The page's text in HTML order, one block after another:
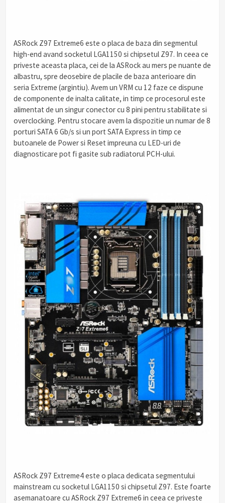
ASRock Z97 Extreme6 este o placa de baza din segmentul
high-end avand socketul LGA1150 si chipsetul Z97. In ceea ce
priveste aceasta placa, cei de la ASRock au mers pe nuante de
albastru, spre deosebire de placile de baza anterioare din
seria Extreme (argintiu). Avem un VRM cu 12 faze ce dispune
de componente de inalta calitate, in timp ce procesorul este
alimentat de un singur conector cu 8 pini pentru stabilitate si
overclocking. Pentru stocare avem la dispozitie un numar de 8
porturi SATA 6 Gb/s si un port SATA Express in timp ce
butoanele de Power si Reset impreuna cu LED-uri de
diagnosticare pot fi gasite sub radiatorul PCH-ului.
ASRock Z97 Extreme4 este o placa dedicata segmentului
mainstream cu socketul LGA1150 si chipsetul Z97. Este foarte
asemanatoare cu ASRock Z97 Extreme6 in ceea ce priveste